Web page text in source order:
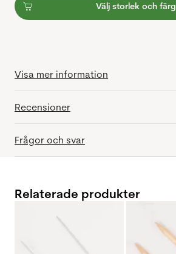
Välj storlek och färg
Visa mer information
Recensioner
Frågor och svar
Relaterade produkter